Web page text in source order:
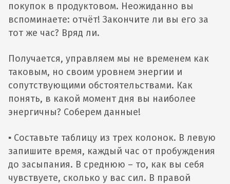
покупок в продуктовом. Неожиданно вы
вспоминаете: отчёт! Закончите ли вы его за
тот же час? Вряд ли.
Получается, управляем мы не временем как
таковым, но своим уровнем энергии и
сопутствующими обстоятельствами. Как
понять, в какой момент дня вы наиболее
энергичны? Соберем данные!
▪️ Составьте таблицу из трех колонок. В левую
запишите время, каждый час от пробуждения
до засыпания. В среднюю – то, как вы себя
чувствуете, сколько у вас сил. В правой